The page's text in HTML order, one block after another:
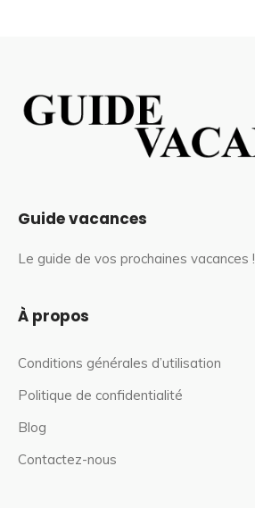
Guide vacances
Le guide de vos prochaines vacances !
À propos
Conditions générales d’utilisation
Politique de confidentialité
Blog
Contactez-nous